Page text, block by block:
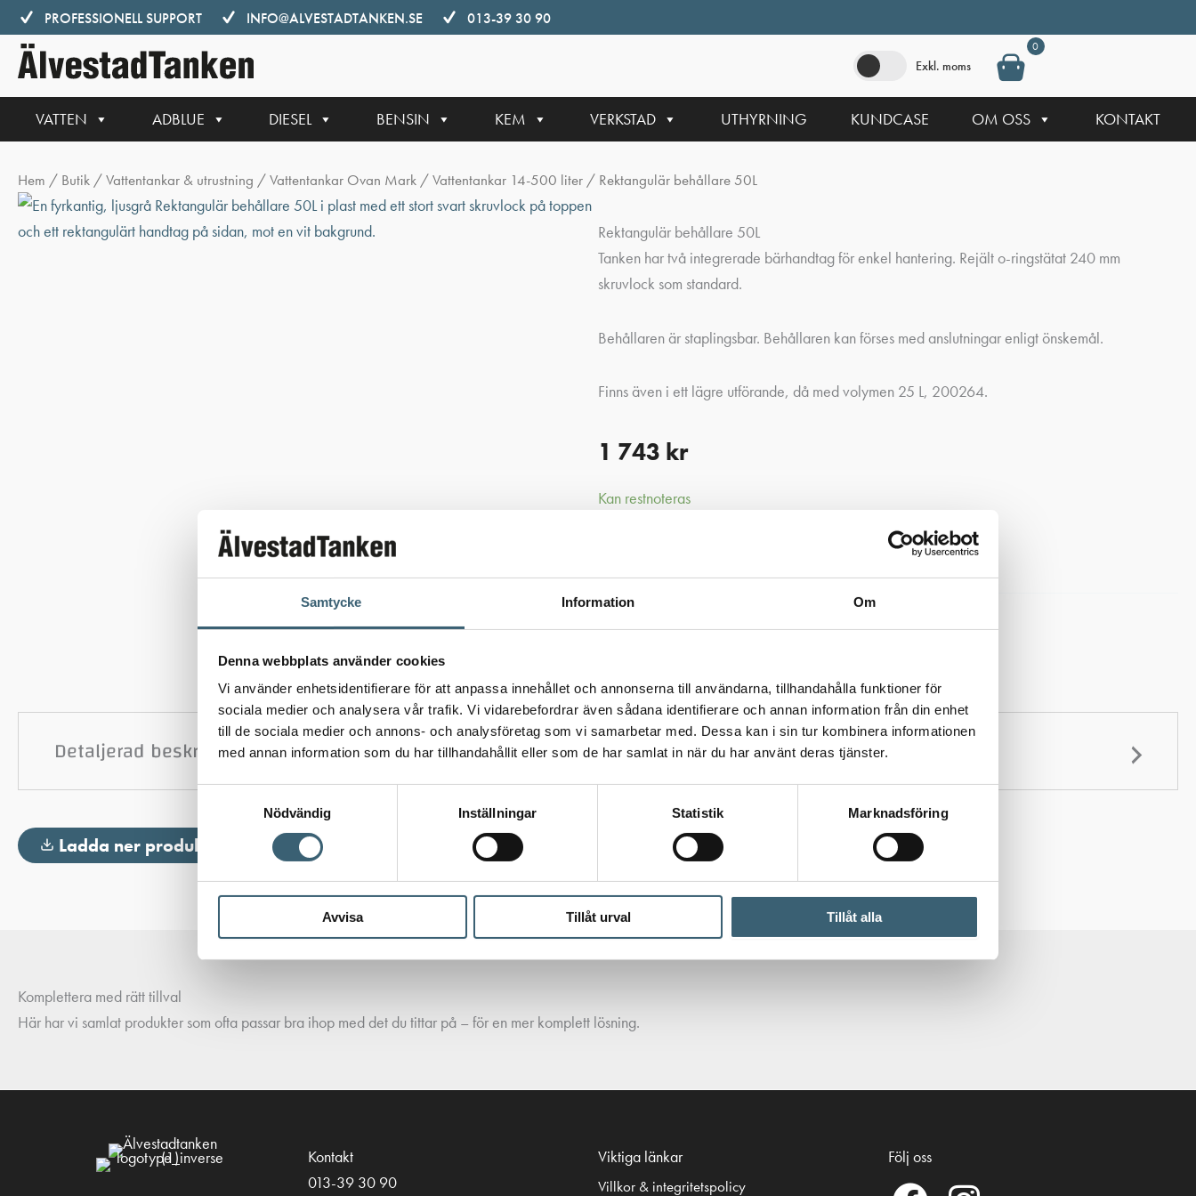
Samtycke Information Om
Denna webbplats använder cookies
Vi använder enhetsidentifierare för att anpassa innehållet och annonserna till användarna, tillhandahålla funktioner för
sociala medier och analysera vår trafik. Vi vidarebefordrar även sådana identifierare och annan information från din enhet
till de sociala medier och annons- och analysföretag som vi samarbetar med. Dessa kan i sin tur kombinera informationen
med annan information som du har tillhandahållit eller som de har samlat in när du har använt deras tjänster.
Samtyckesval
Nödvändig
Inställningar Statistik Marknadsföring
Avvisa Tillåt urval Tillåt alla
Hoppa
till
innehåll
PROFESSIONELL SUPPORT INFO@ALVESTADTANKEN.SE 013-39 30 90
Exkl. moms
0
VATTEN ADBLUE DIESEL BENSIN KEM VERKSTAD UTHYRNING KUNDCASE OM OSS KONTAKT
Hem / Butik /Vattentankar & utrustning /Vattentankar Ovan Mark /Vattentankar 14-500 liter / Rektangulär behållare 50L
Rektangulär behållare 50L
Tanken har två integrerade bärhandtag för enkel hantering. Rejält o-ringstätat 240 mm
skruvlock som standard.
Behållaren är staplingsbar. Behållaren kan förses med anslutningar enligt önskemål.
Finns även i ett lägre utförande, då med volymen 25 L, 200264.
1 743 kr
Kan restnoteras
50L
mängd
Lägg till i varukorg
Artikelnr: Vattentankar 14-500 liter
Ladda ner produktblad
Detaljerad beskrivning
Ladda ner produktblad
Komplettera med rätt tillval
Här har vi samlat produkter som ofta passar bra ihop med det du tittar på – för en mer komplett lösning.
Kontakt
013-39 30 90
Viktiga länkar
Villkor & integritetspolicy
Följ oss